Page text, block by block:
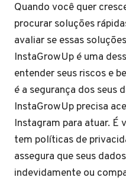
Quando você quer
procurar soluções
avaliar se essas
InstaGrowUp é uma
entender seus riscos e
é a segurança dos seus
InstaGrowUp precisa
Instagram para atuar. É
tem políticas de
assegura que seus
indevidamente ou